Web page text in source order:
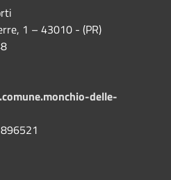
1 – 43010 - (PR)
delle-